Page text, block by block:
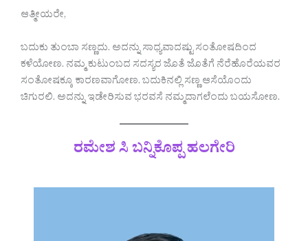
ಆತ್ಮೀಯರೇ,
ಬದುಕು ತುಂಬಾ ಸಣ್ಣದು. ಅದನ್ನು ಸಾಧ್ಯವಾದಷ್ಟು ಸಂತೋಷದಿಂದ
ಕಳೆಯೋಣ. ನಮ್ಮ ಕುಟುಂಬದ ಸದಸ್ಯರ ಜೊತೆ ಜೊತೆಗೆ ನೆರೆಹೊರೆಯವರ
ಸಂತೋಷಕ್ಕೂ ಕಾರಣವಾಗೋಣ. ಬದುಕಿನಲ್ಲಿ ಸಣ್ಣ ಆಸೆಯೊಂದು
ಚಿಗುರಲಿ. ಅದನ್ನು ಇಡೇರಿಸುವ ಭರವಸೆ ನಮ್ಮದಾಗಲೆಂದು ಬಯಸೋಣ.
ರಮೇಶ ಸಿ ಬನ್ನಿಕೊಪ್ಪ ಹಲಗೇರಿ